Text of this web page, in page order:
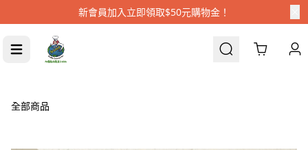
新會員加入立即領取$50元購物金！
Cart
全部商品